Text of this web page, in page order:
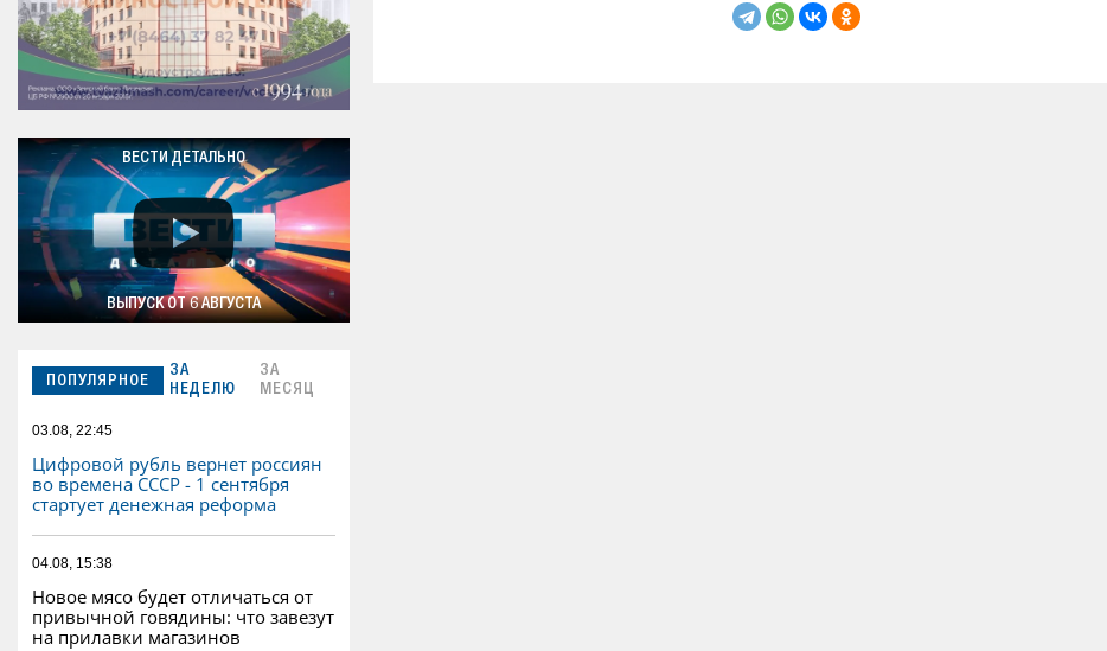
ВЕСТИ ДЕТАЛЬНО
ВЫПУСК ОТ 6 АВГУСТА
ПОПУЛЯРНОЕ
ЗА
НЕДЕЛЮ
ЗА
МЕСЯЦ
03.08, 22:45
Цифровой рубль вернет россиян
во времена СССР - 1 сентября
стартует денежная реформа
04.08, 15:38
Новое мясо будет отличаться от
привычной говядины: что завезут
на прилавки магазинов